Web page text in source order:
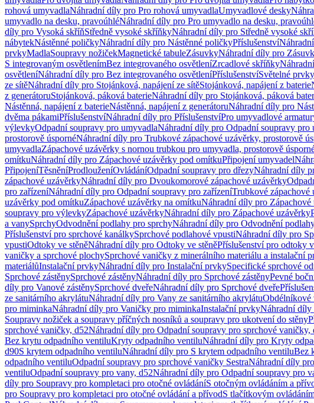
rohová umyvadlaNáhradní díly pro Pro rohová umyvadlaUmyvadlové desky
umyvadlo na desku, pravoúhléNáhradní díly pro Pro umyvadlo na desku,
díly pro Vysoká skříňStředně vysoké skříňkyNáhradní díly pro Středně vysoké
nábytekNástěnné poličkyNáhradní díly pro Nástěnné poličkyPříslušenství
prvkyMadlaSoupravy nožičekMagnetické tabuleZásuvkyNáhradní díly pro
S integrovaným osvětlenímBez integrovaného osvětleníZrcadlové skříňky
osvětleníNáhradní díly pro Bez integrovaného osvětleníPříslušenstvíSvětelné prvky
ze sítěNáhradní díly pro Stojánková, napájení ze sítěStojánková, napájení z baterie
z generátoruStojánková, páková baterieNáhradní díly pro Stojánková, páková
Nástěnná, napájení z baterieNástěnná, napájení z generátoruNáhradní díly pro
dvěma pákamiPříslušenstvíNáhradní díly pro PříslušenstvíPro umyvadlové
výlevkyOdpadní soupravy pro umyvadlaNáhradní díly pro Odpadní soupravy pro
prostorově úspornéNáhradní díly pro Trubkové zápachové uzávěrky, prostorově
umyvadlaZápachové uzávěrky s nornou trubkou pro umyvadla, prostorově
omítkuNáhradní díly pro Zápachové uzávěrky pod omítkuPřipojení umyvadel
PřipojeníTěsněníProdlouženíOvládáníOdpadní soupravy pro dřezyNáhradní díly
zápachové uzávěrkyNáhradní díly pro Dvoukomorové zápachové uzávěrky
pro zařízeníNáhradní díly pro Odpadní soupravy pro zařízeníTrubkové zápachové
uzávěrky pod omítkuZápachové uzávěrky na omítkuNáhradní díly pro Zápachové
soupravy pro výlevkyZápachové uzávěrkyNáhradní díly pro Zápachové uzávěrky
a vanySprchyOdvodnění podlahy pro sprchyNáhradní díly pro Odvodnění
Příslušenství pro sprchové kanálkySprchové podlahové vpustiNáhradní díly pro
vpustiOdtoky ve stěněNáhradní díly pro Odtoky ve stěněPříslušenství pro odtoky
vaničky a sprchové plochySprchové vaničky z minerálního materiálu a instalační
materiálůInstalační prvkyNáhradní díly pro Instalační prvkySpecifické sprchové
Sprchové zástěnySprchové zástěnyNáhradní díly pro Sprchové zástěnyPevné
díly pro Vanové zástěnySprchové dveřeNáhradní díly pro Sprchové dveře
ze sanitárního akrylátuNáhradní díly pro Vany ze sanitárního akrylátuObdélníkové
pro miminkaNáhradní díly pro Vaničky pro miminkaInstalační prvkyNáhradní díly
Soupravy nožiček a soupravy příčných nosníků a soupravy pro ukotvení do stěny
sprchové vaničky, d52Náhradní díly pro Odpadní soupravy pro sprchové vaničky,
Bez krytu odpadního ventiluKryty odpadního ventiluNáhradní díly pro Kryty
d90S krytem odpadního ventiluNáhradní díly pro S krytem odpadního ventiluBez
odpadního ventiluOdpadní soupravy pro sprchové vaničky SestraNáhradní díly
ventiluOdpadní soupravy pro vany, d52Náhradní díly pro Odpadní soupravy pro
díly pro Soupravy pro kompletaci pro otočné ovládáníS otočným ovládáním a
pro Soupravy pro kompletaci pro otočné ovládání a přívodS tlačítkovým